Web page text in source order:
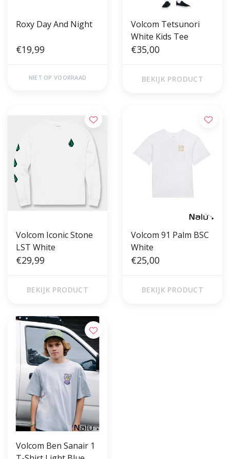
Roxy Day And Night
€19,99
NIET OP VOORRAAD
Volcom Tetsunori
White Kids Tee
€35,00
BEKIJK PRODUCT
Volcom Iconic Stone
LST White
€29,99
BEKIJK PRODUCT
Volcom 91 Palm BSC
White
€25,00
BEKIJK PRODUCT
Volcom Ben Sanair 1